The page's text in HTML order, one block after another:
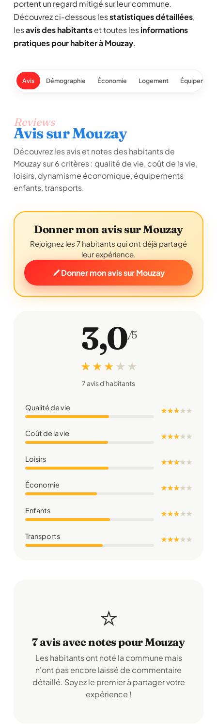
portent un regard mitigé sur leur commune.
Découvrez ci-dessous lesstatistiques détaillées,
lesavis des habitantset toutes lesinformations
pratiques pour habiter à Mouzay.
Avis Démographie Économie Logement
Reviews
Avis sur Mouzay
Découvrez les avis et notes des habitants de
Mouzay sur 6 critères : qualité de vie, coût de la vie,
loisirs, dynamisme économique, équipements
enfants, transports.
Donner mon avis sur Mouzay
Rejoignez les 7 habitants qui ont déjà partagé
leur expérience.
Donner mon avis sur Mouzay
3,0/5
★ ★ ★ ★ ★
7 avis d'habitants
Qualité de vie ★ ★ ★★★
Coût de la vie ★ ★ ★★★
Loisirs ★ ★ ★★★
Économie ★ ★ ★★★
Enfants ★ ★ ★★★
Transports ★ ★ ★★★
⭐
7 avis avec notes pour Mouzay
Les habitants ont noté la commune mais
n'ont pas encore laissé de commentaire
détaillé. Soyez le premier à partager votre
expérience !